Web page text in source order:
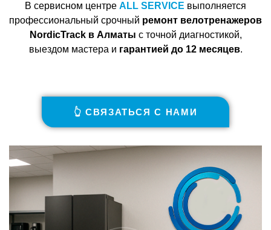
В сервисном центре ALL SERVICE выполняется
профессиональный срочный ремонт велотренажеров
NordicTrack в Алматы с точной диагностикой,
выездом мастера и гарантией до 12 месяцев.
👆 СВЯЗАТЬСЯ С НАМИ